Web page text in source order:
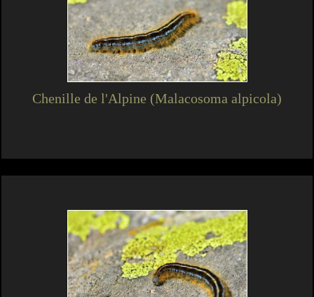
Chenille de l'Alpine (Malacosoma alpicola)